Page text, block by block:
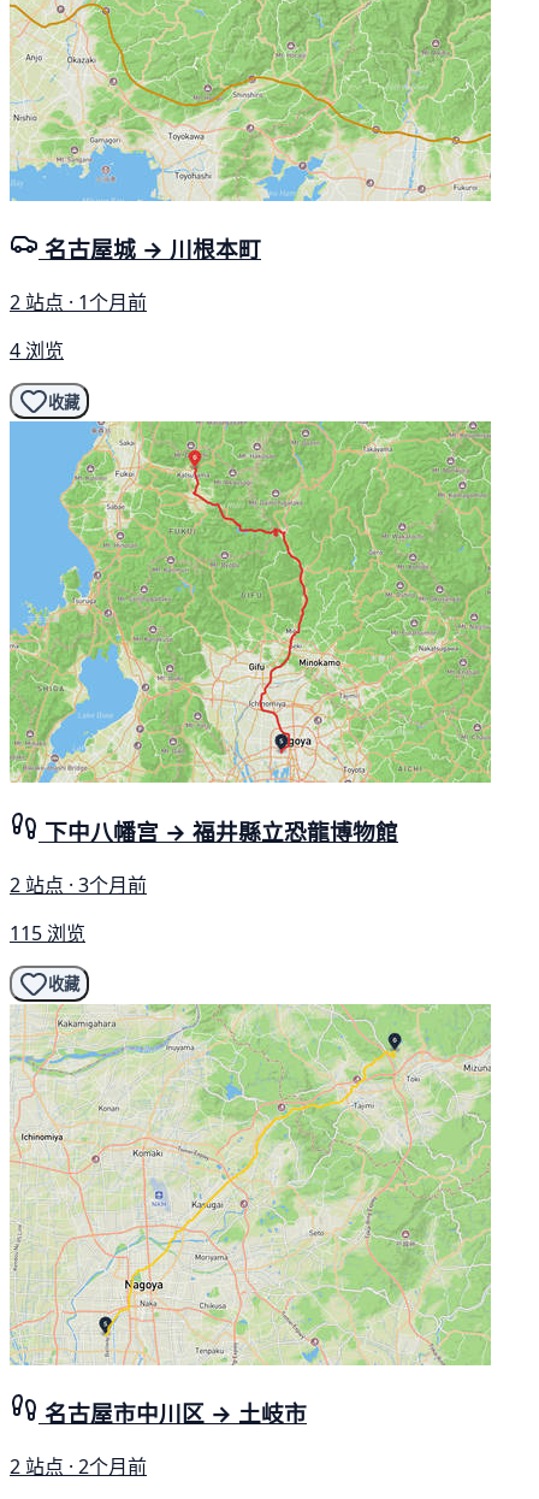
名古屋城 → 川根本町
2 站点 · 1个月前
4 浏览
收藏
下中八幡宫 → 福井縣立恐龍博物館
2 站点 · 3个月前
115 浏览
收藏
名古屋市中川区 → 土岐市
2 站点 · 2个月前